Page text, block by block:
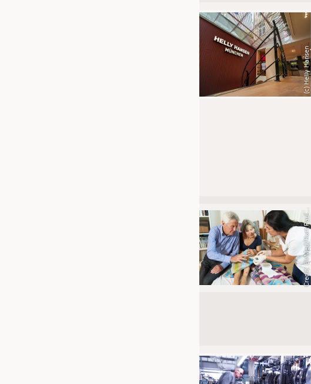
STELLENMARKT
KRÜGER PERSONAL HEADHUNTING
PRAKTIKA & AUSBILDUNGEN
DAUNENCHECK
(c) Helly Hansen
C
r
e
d
i
t
:
B
V
M
e
d
/
K
u
r
t
P
a
u
l
u
s